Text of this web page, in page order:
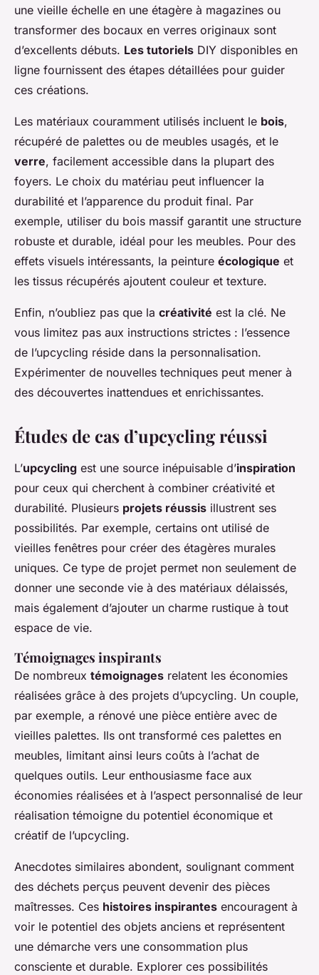
une vieille échelle en une étagère à magazines ou
transformer des bocaux en verres originaux sont
d’excellents débuts. Les tutoriels DIY disponibles en
ligne fournissent des étapes détaillées pour guider
ces créations.
Les matériaux couramment utilisés incluent le bois,
récupéré de palettes ou de meubles usagés, et le
verre, facilement accessible dans la plupart des
foyers. Le choix du matériau peut influencer la
durabilité et l’apparence du produit final. Par
exemple, utiliser du bois massif garantit une structure
robuste et durable, idéal pour les meubles. Pour des
effets visuels intéressants, la peinture écologique et
les tissus récupérés ajoutent couleur et texture.
Enfin, n’oubliez pas que la créativité est la clé. Ne
vous limitez pas aux instructions strictes : l’essence
de l’upcycling réside dans la personnalisation.
Expérimenter de nouvelles techniques peut mener à
des découvertes inattendues et enrichissantes.
Études de cas d’upcycling réussi
L’upcycling est une source inépuisable d’inspiration
pour ceux qui cherchent à combiner créativité et
durabilité. Plusieurs projets réussis illustrent ses
possibilités. Par exemple, certains ont utilisé de
vieilles fenêtres pour créer des étagères murales
uniques. Ce type de projet permet non seulement de
donner une seconde vie à des matériaux délaissés,
mais également d’ajouter un charme rustique à tout
espace de vie.
Témoignages inspirants
De nombreux témoignages relatent les économies
réalisées grâce à des projets d’upcycling. Un couple,
par exemple, a rénové une pièce entière avec de
vieilles palettes. Ils ont transformé ces palettes en
meubles, limitant ainsi leurs coûts à l’achat de
quelques outils. Leur enthousiasme face aux
économies réalisées et à l’aspect personnalisé de leur
réalisation témoigne du potentiel économique et
créatif de l’upcycling.
Anecdotes similaires abondent, soulignant comment
des déchets perçus peuvent devenir des pièces
maîtresses. Ces histoires inspirantes encouragent à
voir le potentiel des objets anciens et représentent
une démarche vers une consommation plus
consciente et durable. Explorer ces possibilités